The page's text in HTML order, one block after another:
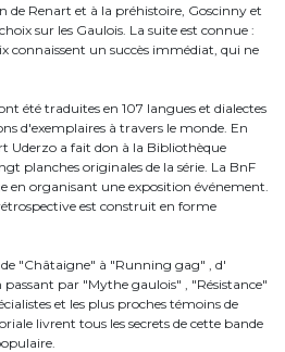
de Renart et à la préhistoire, Goscinny et
sur les Gaulois. La suite est connue :
connaissent un succès immédiat, qui ne
été traduites en 107 langues et dialectes
d'exemplaires à travers le monde. En
Uderzo a fait don à la Bibliothèque
planches originales de la série. La BnF
organisant une exposition événement.
est construit en forme
"Châtaigne" à "Running gag" , d'
par "Mythe gaulois" , "Résistance"
et les plus proches témoins de
livrent tous les secrets de cette bande